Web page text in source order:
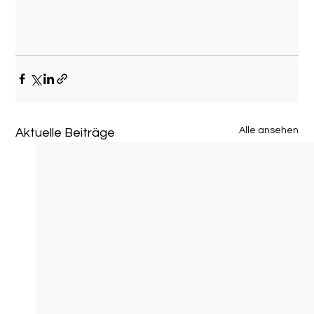
Aktuelle Beiträge Alle ansehen